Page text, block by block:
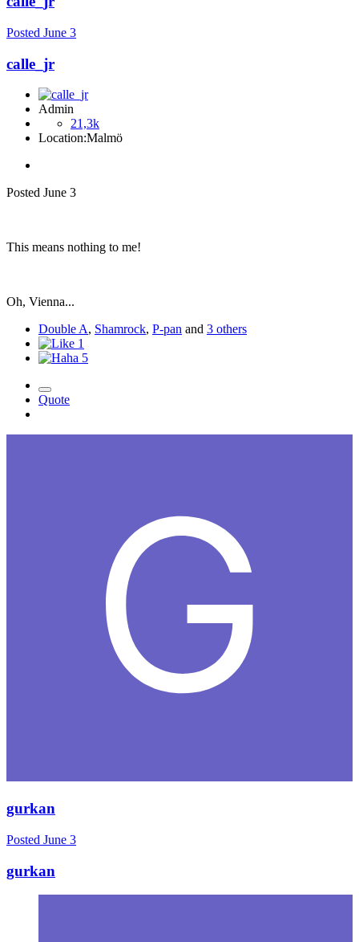
Posted June 3
calle_jr
Admin
21,3k
Location:Malmö
Posted June 3
This means nothing to me!
Oh, Vienna...
Double A, Shamrock, P-pan and 3 others
1
5
Quote
gurkan
Posted June 3
gurkan